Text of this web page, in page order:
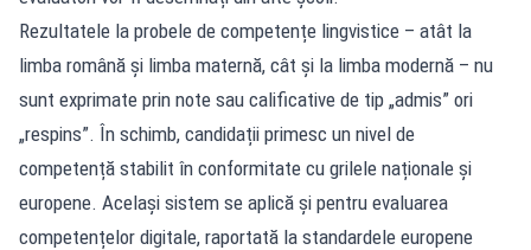
Rezultatele la probele de competențe lingvistice – atât la
limba română și limba maternă, cât și la limba modernă – nu
sunt exprimate prin note sau calificative de tip „admis” ori
„respins”. În schimb, candidații primesc un nivel de
competență stabilit în conformitate cu grilele naționale și
europene. Același sistem se aplică și pentru evaluarea
competențelor digitale, raportată la standardele europene